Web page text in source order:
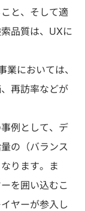
と、そして適
品質は、UXに
においては、
再訪率などが
例として、デ
の（バランス
ります。ま
を囲い込むこ
ヤーが参入し